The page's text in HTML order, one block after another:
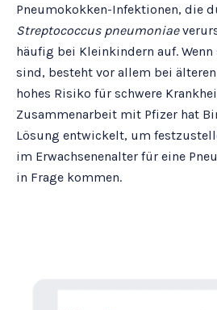
Pneumokokken-Infektionen, die
Streptococcus pneumoniae
häufig bei Kleinkindern auf.
sind, besteht vor allem bei älteren
hohes Risiko für schwere
Zusammenarbeit mit Pfizer hat
Lösung entwickelt, um
im Erwachsenenalter für eine
in Frage kommen.